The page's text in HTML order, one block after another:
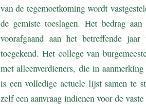
van de tegemoetkoming wordt
de gemiste toeslagen. Het bedrag
voorafgaand aan het betreffende jaar
toegekend. Het college van
met alleenverdieners, die in
is een volledige actuele lijst samen te
zelf een aanvraag indienen voor de